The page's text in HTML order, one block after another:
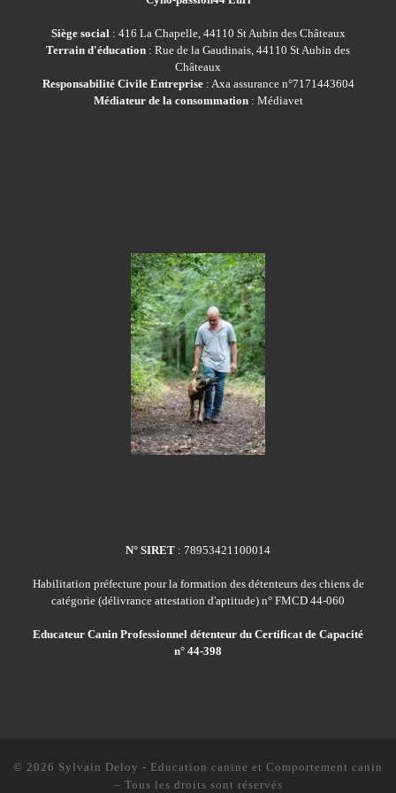
Siège social: 416 La Chapelle, 44110 St Aubin des Châteaux
Terrain d'éducation : Rue de la Gaudinais, 44110 St Aubin des
Châteaux
Responsabilité Civile Entreprise: Axa assurance n°7171443604
Médiateur de la consommation: Médiavet
N° SIRET : 78953421100014
Habilitation préfecture pour la formation des détenteurs des chiens de
catégorie (délivrance attestation d'aptitude) n° FMCD 44-060
Educateur Canin Professionnel détenteur du Certificat de Capacité
n° 44-398
© 2026 Sylvain Deloy - Education canine et Comportement canin
– Tous les droits sont réservés